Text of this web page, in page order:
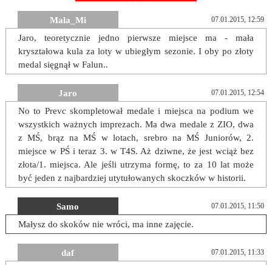
Mala_Mi 07.01.2015, 12:59
Jaro, teoretycznie jedno pierwsze miejsce ma - mała
kryształowa kula za loty w ubiegłym sezonie. I oby po złoty
medal sięgnął w Falun..
Jaro 07.01.2015, 12:54
No to Prevc skompletował medale i miejsca na podium we
wszystkich ważnych imprezach. Ma dwa medale z ZIO, dwa
z MŚ, brąz na MŚ w lotach, srebro na MŚ Juniorów, 2.
miejsce w PŚ i teraz 3. w T4S. Aż dziwne, że jest wciąż bez
złota/1. miejsca. Ale jeśli utrzyma formę, to za 10 lat może
być jeden z najbardziej utytułowanych skoczków w historii.
Samo 07.01.2015, 11:50
Małysz do skoków nie wróci, ma inne zajęcie.
daf 07.01.2015, 11:33